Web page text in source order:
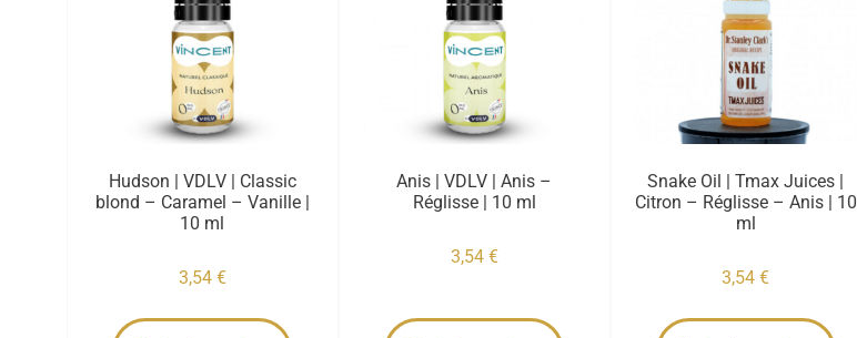
Hudson | VDLV | Classic
blond – Caramel – Vanille |
10 ml
3,54 €
Anis | VDLV | Anis –
Réglisse | 10 ml
3,54 €
Snake Oil | Tmax Juices |
Citron – Réglisse – Anis | 10
ml
3,54€